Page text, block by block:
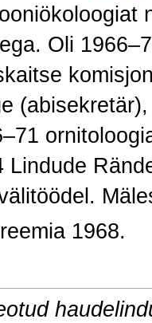
Oli
Lindude
1968.